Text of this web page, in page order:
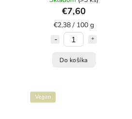
€7,60
€2,38 / 100 g
Do košíka
Vegan